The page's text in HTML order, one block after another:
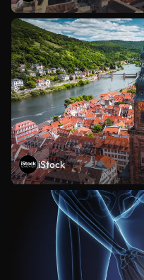
iStock